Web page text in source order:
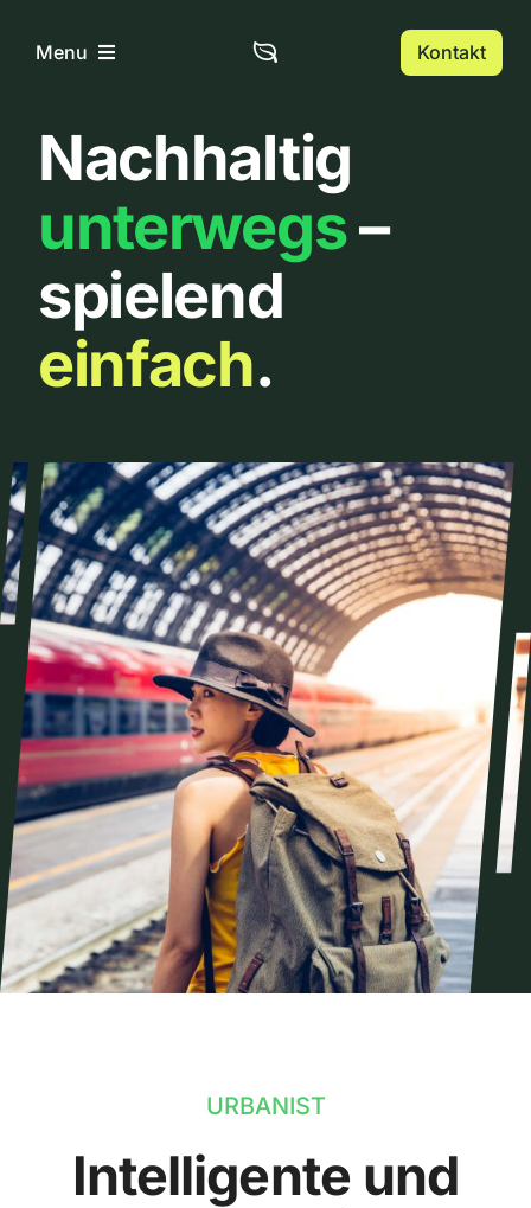
InhaltMenu
Home
Über uns
Urbanlist
Kontakt
Nachhaltig
unterwegs–
spielend
einfach.
URBANIST
Intelligente und